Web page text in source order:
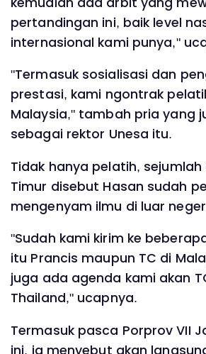
pertandingan ini, baik level
internasional kami punya,"
"Termasuk sosialisasi dan
prestasi, kami ngontrak
Malaysia," tambah pria yang
sebagai rektor Unesa itu.
Tidak hanya pelatih,
Timur disebut Hasan sudah
mengenyam ilmu di luar
"Sudah kami kirim ke
itu Prancis maupun TC di
juga ada agenda kami akan
Thailand," ucapnya.
Termasuk pasca Porprov VII
ini, ia menyebut akan